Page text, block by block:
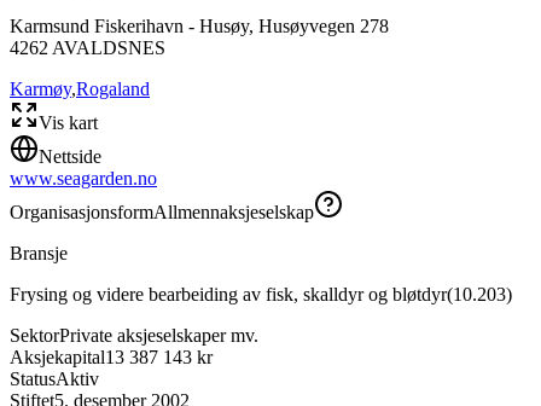
Karmsund Fiskerihavn - Husøy, Husøyvegen 278
4262AVALDSNES
Karmøy,Rogaland
Vis kart
Nettside
www.seagarden.no
OrganisasjonsformAllmennaksjeselskap
Bransje
Frysing og videre bearbeiding av fisk, skalldyr og bløtdyr(10.203)
SektorPrivate aksjeselskaper mv.
Aksjekapital13 387 143 kr
StatusAktiv
Stiftet5. desember 2002